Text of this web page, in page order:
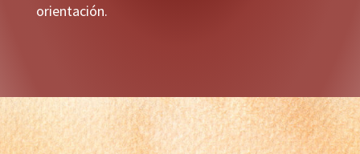
orientación.